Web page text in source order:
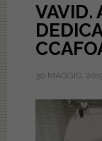
VAVID.
30 MAGGIO,